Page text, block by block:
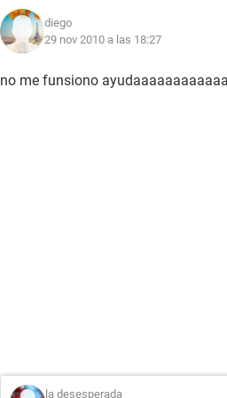
diego
29 nov 2010 a las 18:27
no me funsiono
la desesperada